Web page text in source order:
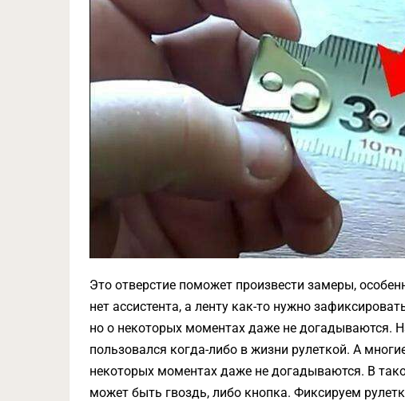
Это отверстие поможет произвести замеры,
нет ассистента, а ленту как-то нужно
но о некоторых моментах даже не догадываются.
пользовался когда-либо в жизни рулеткой. А
некоторых моментах даже не догадываются. В
может быть гвоздь, либо кнопка. Фиксируем